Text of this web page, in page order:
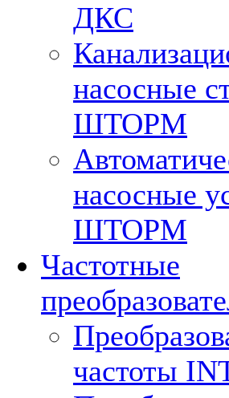
ДКС
насосные
ШТОРМ
насосные
ШТОРМ
Частотные
частоты